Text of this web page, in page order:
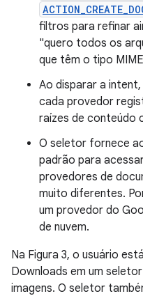
filtros para refinar
"quero todos os
que têm o tipo
Ao disparar a
cada provedor
raízes de conteúdo
O seletor fornece
padrão para
provedores de
muito diferentes.
um provedor do
de nuvem.
Na Figura 3, o usuário
Downloads em um
imagens. O seletor